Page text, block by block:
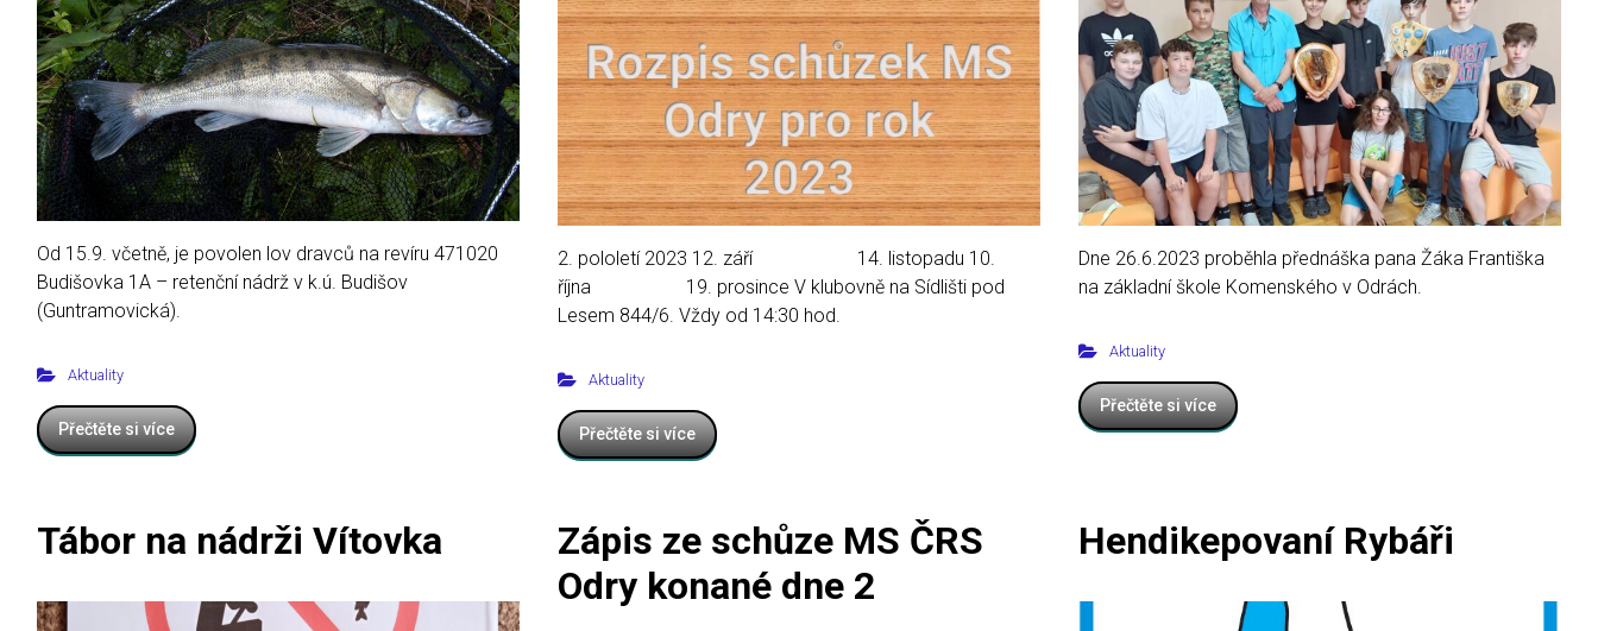
Od 15.9. včetně, je povolen lov dravců na revíru 471020
Budišovka 1A – retenční nádrž v k.ú. Budišov
(Guntramovická).
Aktuality
Přečtěte si více
2. pololetí 2023 12. září 14. listopadu 10.
října 19. prosince V klubovně na Sídlišti pod
Lesem 844/6. Vždy od 14:30 hod.
Aktuality
Přečtěte si více
Dne 26.6.2023 proběhla přednáška pana Žáka Františka
na základní škole Komenského v Odrách.
Aktuality
Přečtěte si více
Tábor na nádrži Vítovka
Zápis ze schůze MS ČRS
Odry konané dne 2
Hendikepovaní Rybáři